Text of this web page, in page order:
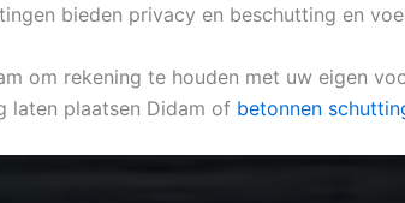
bieden privacy en beschutting en
om rekening te houden met uw eigen
laten plaatsen Didam of betonnen